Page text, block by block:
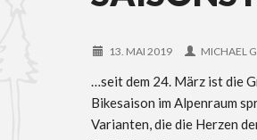
13. MAI 2019 MICHAEL
…seit dem 24. März ist die
Bikesaison im Alpenraum
Varianten, die die Herzen